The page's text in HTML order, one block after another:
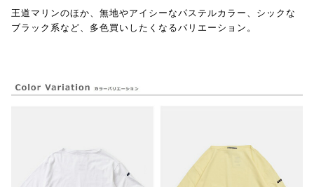
王道マリンのほか、無地やアイシーなパステルカラー、シックな
ブラック系など、多色買いしたくなるバリエーション。